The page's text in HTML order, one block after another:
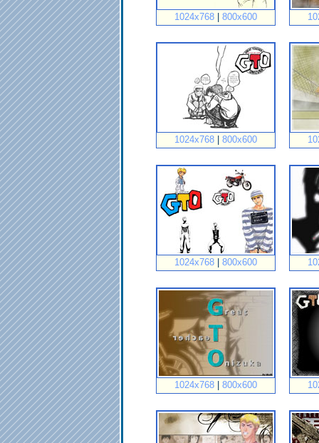
1024x768 |800x600
1024x768 |800x600
1024x768 |800x600
1024x768 |800x600